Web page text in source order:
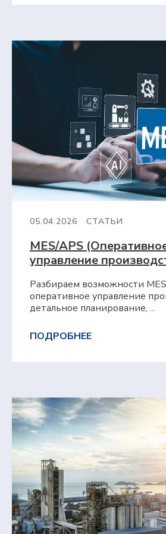
05.04.2026 СТАТЬИ
MES/APS
управление
Разбираем возможности
оперативное управление
детальное планирование, ...
ПОДРОБНЕЕ